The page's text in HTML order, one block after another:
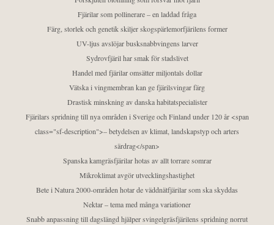
Fjärilar som pollinerare – en laddad fråga
Färg, storlek och genetik skiljer skogspärlemorfjärilens former
UV-ljus avslöjar busksnabbvingens larver
Sydrovfjäril har smak för stadslivet
Handel med fjärilar omsätter miljontals dollar
Vätska i vingmembran kan ge fjärilsvingar färg
Drastisk minskning av danska habitatspecialister
Fjärilars spridning till nya områden i Sverige och Finland under 120 år <span
class="sf-description">– betydelsen av klimat, landskapstyp och arters
särdrag</span>
Spanska kamgräsfjärilar hotas av allt torrare somrar
Mikroklimat avgör utvecklingshastighet
Bete i Natura 2000-områden hotar de väddnätfjärilar som ska skyddas
Nektar – tema med många variationer
Snabb anpassning till dagslängd hjälper svingelgräsfjärilens spridning norrut